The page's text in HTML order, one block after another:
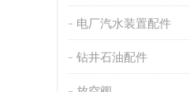
电厂汽水装置配件
钻井石油配件